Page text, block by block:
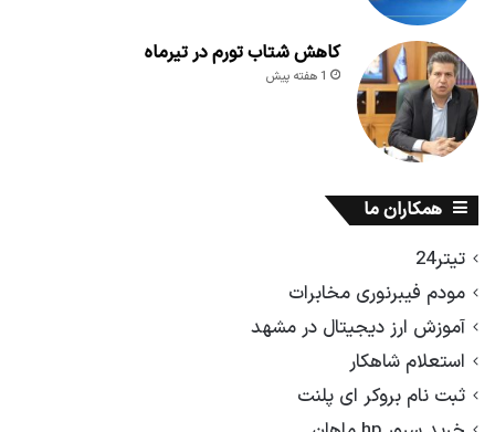
کاهش شتاب تورم در تیرماه
1 هفته پیش
همکاران ما
تیتر24
مودم فیبرنوری مخابرات
آموزش ارز دیجیتال در مشهد
استعلام شاهکار
ثبت نام بروکر ای پلنت